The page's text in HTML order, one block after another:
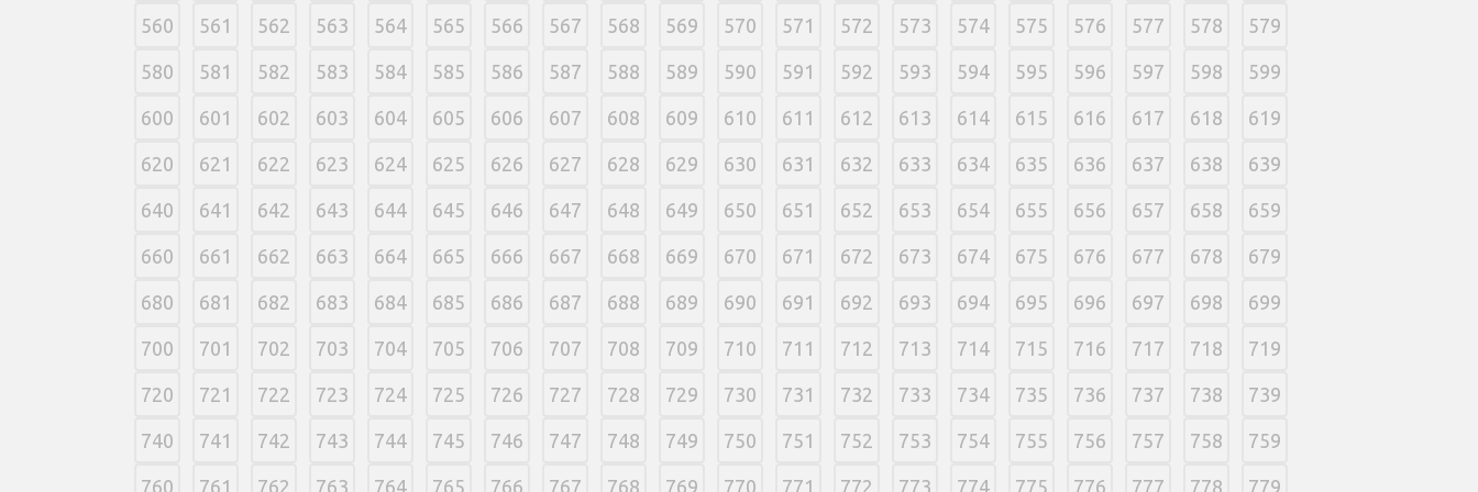
560 561 562 563 564 565 566 567 568 569 570 571 572 573 574 575 576 577 578 579
580 581 582 583 584 585 586 587 588 589 590 591 592 593 594 595 596 597 598 599
600 601 602 603 604 605 606 607 608 609 610 611 612 613 614 615 616 617 618 619
620 621 622 623 624 625 626 627 628 629 630 631 632 633 634 635 636 637 638 639
640 641 642 643 644 645 646 647 648 649 650 651 652 653 654 655 656 657 658 659
660 661 662 663 664 665 666 667 668 669 670 671 672 673 674 675 676 677 678 679
680 681 682 683 684 685 686 687 688 689 690 691 692 693 694 695 696 697 698 699
700 701 702 703 704 705 706 707 708 709 710 711 712 713 714 715 716 717 718 719
720 721 722 723 724 725 726 727 728 729 730 731 732 733 734 735 736 737 738 739
740 741 742 743 744 745 746 747 748 749 750 751 752 753 754 755 756 757 758 759
760 761 762 763 764 765 766 767 768 769 770 771 772 773 774 775 776 777 778 779